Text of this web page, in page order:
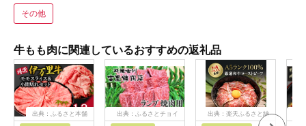
その他
牛もも肉に関連しているおすすめの返礼品
出典：ふるさと本舗
出典：ふるさとチョイ
出典：楽天ふるさと納